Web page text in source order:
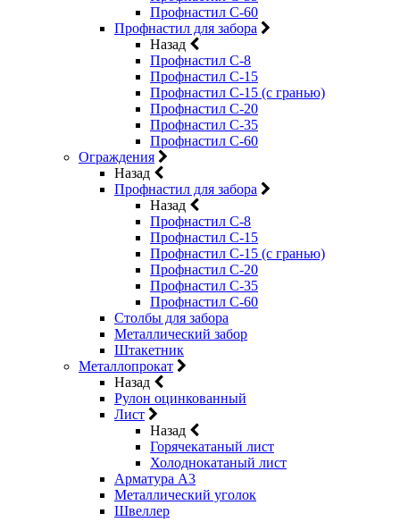
Профнастил С-60
Профнастил для забора
Назад
Профнастил С-8
Профнастил С-15
Профнастил С-15 (с гранью)
Профнастил С-20
Профнастил С-35
Профнастил С-60
Ограждения
Назад
Профнастил для забора
Назад
Профнастил С-8
Профнастил С-15
Профнастил С-15 (с гранью)
Профнастил С-20
Профнастил С-35
Профнастил С-60
Столбы для забора
Металлический забор
Штакетник
Металлопрокат
Назад
Рулон оцинкованный
Лист
Назад
Горячекатаный лист
Холоднокатаный лист
Арматура А3
Металлический уголок
Швеллер